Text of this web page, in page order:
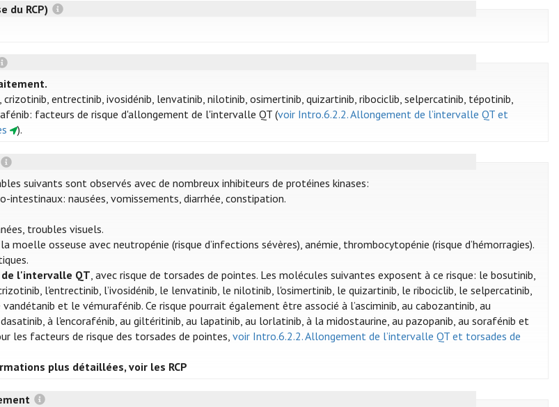
du RCP)
crizotinib, entrectinib, ivosidénib, lenvatinib, nilotinib, osimertinib, quizartinib, ribociclib, selpercatinib, tépotinib,
facteurs de risque d'allongement de l'intervalle QT (voir Intro.6.2.2. Allongement de l’intervalle QT et
).
suivants sont observés avec de nombreux inhibiteurs de protéines kinases:
intestinaux: nausées, vomissements, diarrhée, constipation.
troubles visuels.
moelle osseuse avec neutropénie (risque d’infections sévères), anémie, thrombocytopénie (risque d’hémorragies).
l'intervalle QT, avec risque de torsades de pointes. Les molécules suivantes exposent à ce risque: le bosutinib,
l'entrectinib, l’ivosidénib, le lenvatinib, le nilotinib, l'osimertinib, le quizartinib, le ribociclib, le selpercatinib,
et le vémurafénib. Ce risque pourrait également être associé à l’asciminib, au cabozantinib, au
à l'encorafénib, au giltéritinib, au lapatinib, au lorlatinib, à la midostaurine, au pazopanib, au sorafénib et
les facteurs de risque des torsades de pointes,voir Intro.6.2.2. Allongement de l’intervalle QT et torsades de
plus détaillées, voir les RCP